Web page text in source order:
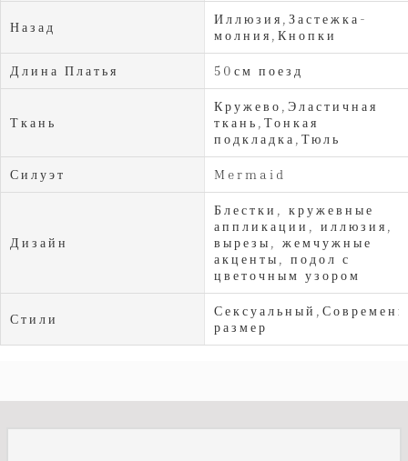
Назад
Иллюзия,Застежка-
молния,Кнопки
Длина Платья 50см поезд
Ткань
Кружево,Эластичная
ткань,Тонкая
подкладка,Тюль
Силуэт Mermaid
Дизайн
Блестки, кружевные
аппликации, иллюзия,
вырезы, жемчужные
акценты, подол с
цветочным узором
Стили
размер